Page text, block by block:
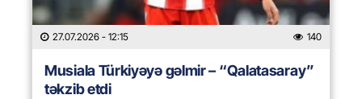
27.07.2026 - 12:15 140
Musiala Türkiyəyə gəlmir – “Qalatasaray”
təkzib etdi